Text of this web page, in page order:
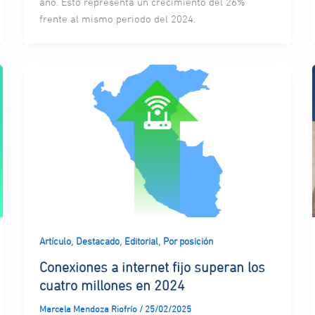
año. Esto representa un crecimiento del 26%
frente al mismo periodo del 2024.
Artículo, Destacado, Editorial, Por posición
Conexiones a internet fijo superan los
cuatro millones en 2024
Marcela Mendoza Riofrío / 25/02/2025